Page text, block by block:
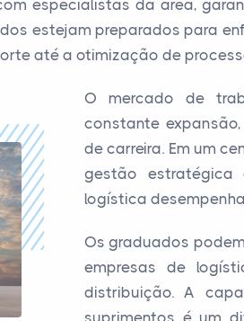
especialistas da área,
estejam preparados para
até a otimização de
O mercado de
constante
de carreira. Em um
gestão estratégica
logística
Os graduados
empresas de
distribuição. A
suprimentos é um